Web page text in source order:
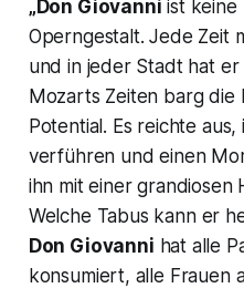
„Don Giovanni ist keine
Operngestalt. Jede Zeit
und in jeder Stadt hat er
Mozarts Zeiten barg die
Potential. Es reichte
verführen und einen
ihn mit einer
Welche Tabus kann er
Don Giovanni hat alle
konsumiert, alle Frauen